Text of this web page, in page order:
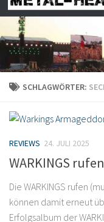
SCHLAGWÖRTER:
REVIEWS 24. JULI 2025
WARKINGS
Die WARKINGS rufen
können damit erneut
Erfolgsalbum der